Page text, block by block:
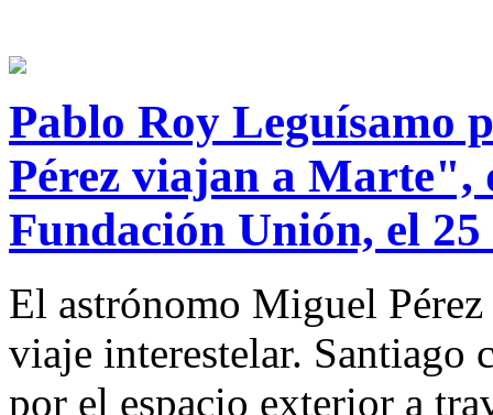
Pablo Roy Leguísamo
Pérez viajan a Marte",
Fundación Unión, el 25
El astrónomo Miguel
viaje interestelar. Santiago
por el espacio exterior a